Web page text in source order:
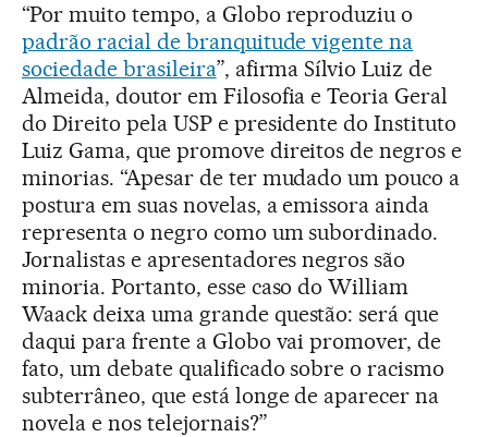
“Por muito tempo, a Globo reproduziu o
padrão racial de branquitude vigente na
sociedade brasileira”, afirma Sílvio Luiz de
Almeida, doutor em Filosofia e Teoria Geral
do Direito pela USP e presidente do Instituto
Luiz Gama, que promove direitos de negros e
minorias. “Apesar de ter mudado um pouco a
postura em suas novelas, a emissora ainda
representa o negro como um subordinado.
Jornalistas e apresentadores negros são
minoria. Portanto, esse caso do William
Waack deixa uma grande questão: será que
daqui para frente a Globo vai promover, de
fato, um debate qualificado sobre o racismo
subterrâneo, que está longe de aparecer na
novela e nos telejornais?”